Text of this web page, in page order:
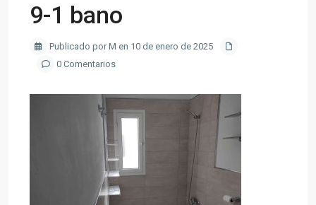
9-1 bano
Publicado por M en 10 de enero de 2025
0 Comentarios